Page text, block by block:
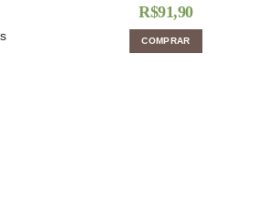
R$91,90
COMPRAR